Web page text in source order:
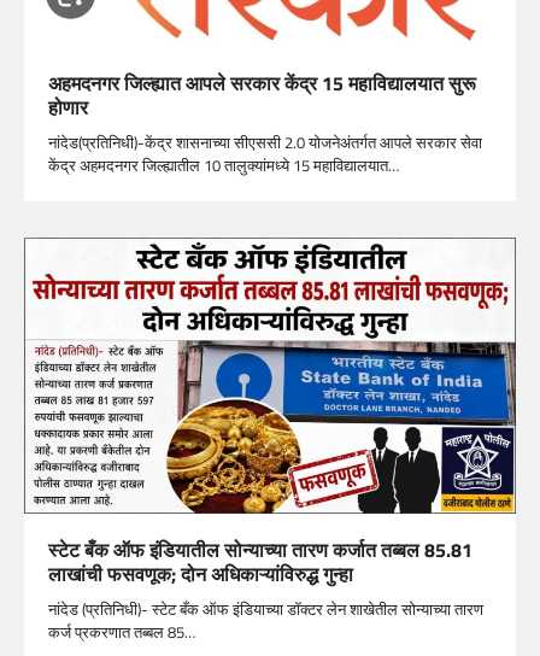
अहमदनगर जिल्ह्यात आपले सरकार केंद्र 15 महाविद्यालयात सुरू
होणार
नांदेड(प्रतिनिधी)-केंद्र शासनाच्या सीएससी 2.0 योजनेअंतर्गत आपले सरकार सेवा
केंद्र अहमदनगर जिल्ह्यातील 10 तालुक्यांमध्ये 15 महाविद्यालयात…
स्टेट बँक ऑफ इंडियातील सोन्याच्या तारण कर्जात तब्बल 85.81
लाखांची फसवणूक; दोन अधिकाऱ्यांविरुद्ध गुन्हा
नांदेड (प्रतिनिधी)- स्टेट बँक ऑफ इंडियाच्या डॉक्टर लेन शाखेतील सोन्याच्या तारण
कर्ज प्रकरणात तब्बल 85…